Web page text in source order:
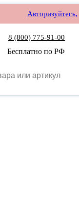
Авторизуйтесь,
8 (800) 775-91-00
Бесплатно по РФ